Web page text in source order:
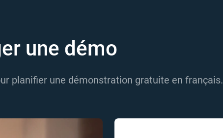
une démo
planifier une démonstration gratuite en français.